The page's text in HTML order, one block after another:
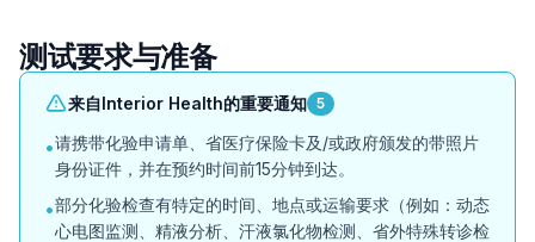
测试要求与准备
来自Interior Health的重要通知 5
•请携带化验申请单、省医疗保险卡及/或政府颁发的带照片
身份证件，并在预约时间前15分钟到达。
•部分化验检查有特定的时间、地点或运输要求（例如：动态
心电图监测、精液分析、汗液氯化物检测、省外特殊转诊检